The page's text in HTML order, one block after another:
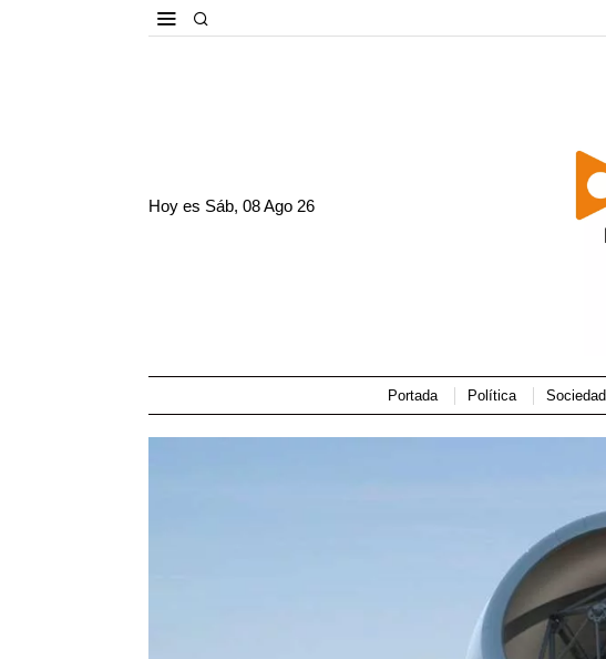
Hoy es Sáb, 08 Ago 26
Portada Política Sociedad